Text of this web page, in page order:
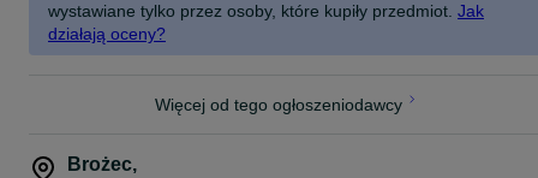
wystawiane tylko przez osoby, które kupiły przedmiot. Jak
działają oceny?
Więcej od tego ogłoszeniodawcy
Brożec,